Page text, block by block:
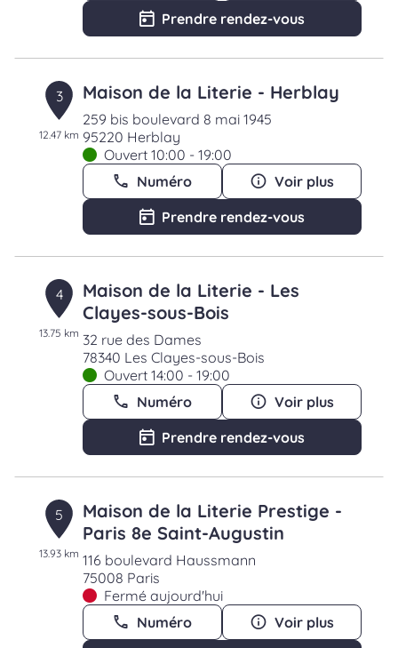
Prendre rendez-vous
3
12.47 km
Maison de la Literie - Herblay
259 bis boulevard 8 mai 1945
95220 Herblay
Ouvert 10:00 - 19:00
Numéro
Voir plus
Prendre rendez-vous
4
13.75 km
Maison de la Literie - Les
Clayes-sous-Bois
32 rue des Dames
78340 Les Clayes-sous-Bois
Ouvert 14:00 - 19:00
Numéro
Voir plus
Prendre rendez-vous
5
13.93 km
Maison de la Literie Prestige -
Paris 8e Saint-Augustin
116 boulevard Haussmann
75008 Paris
Fermé aujourd'hui
Numéro
Voir plus